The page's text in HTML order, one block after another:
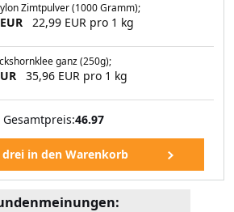
Zimtpulver (1000 Gramm);
22,99 EUR pro 1 kg
ganz (250g);
35,96 EUR pro 1 kg
Gesamtpreis:46.97